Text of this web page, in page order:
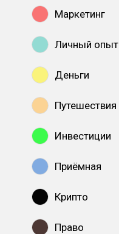
Маркетинг
Личный опыт
Деньги
Путешествия
Инвестиции
Приёмная
Крипто
Право